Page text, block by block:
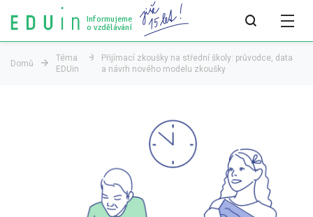
Informujeme
o vzdělávání
Audit vzdělávacího systému
Domů
Téma
EDUin
Přijímací zkoušky na střední školy: průvodce, data
a návrh nového modelu zkoušky